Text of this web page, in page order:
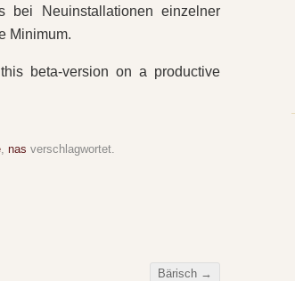
Neuinstallationen einzelner
Minimum.
beta-version on a productive
, nas verschlagwortet.
Bärisch →